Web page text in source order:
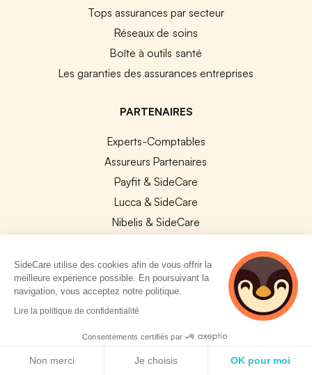
Tops assurances par secteur
Réseaux de soins
Boîte à outils santé
Les garanties des assurances entreprises
PARTENAIRES
Experts-Comptables
Assureurs Partenaires
Payfit & SideCare
Lucca & SideCare
Nibelis & SideCare
Lianeli & SideCare
API & INTEGRATIONS
API SideCare
Les SIRH / Systèmes de paie connectés
SideCare utilise des cookies afin de vous offrir la
meilleure expérience possible. En poursuivant la
navigation, vous acceptez notre politique.
Lire la politique de confidentialité
Consentements certifiés par
Non merci Je choisis OK pour moi
2 personnes
consultent
actuellement cette